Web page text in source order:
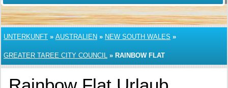
UNTERKUNFT » AUSTRALIEN » NEW SOUTH WALES »
GREATER TAREE CITY COUNCIL » RAINBOW FLAT